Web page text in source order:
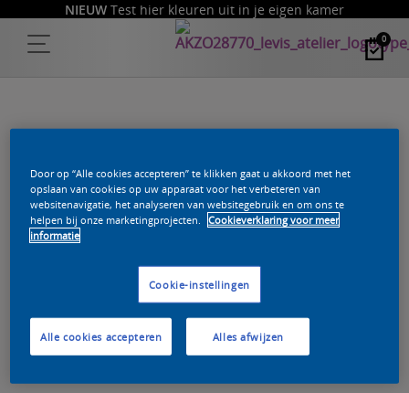
NIEUW Test hier kleuren uit in je eigen kamer
0
BEREIKEN BESTAAT NIET.
Wellicht heb je een oude link of een typefoutje gemaakt
bij de invoer van het adres.
Terug naarde homepage
Door op “Alle cookies accepteren” te klikken gaat u akkoord met het
opslaan van cookies op uw apparaat voor het verbeteren van
websitenavigatie, het analyseren van websitegebruik en om ons te
helpen bij onze marketingprojecten.
Cookieverklaring voor meer
informatie
Cookie-instellingen
Alles afwijzen
Alle cookies accepteren